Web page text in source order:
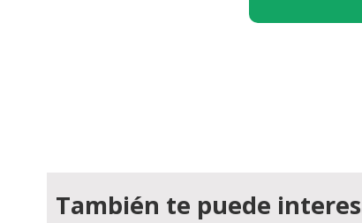
También te puede